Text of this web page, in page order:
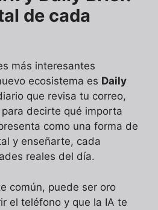
de cada
más interesantes
ecosistema es Daily
que revisa tu correo,
decirte qué importa
como una forma de
y enseñarte, cada
reales del día.
común, puede ser oro
el teléfono y que la IA te